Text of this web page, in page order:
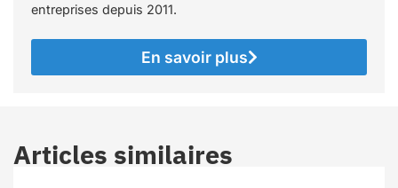
entreprises depuis 2011.
En savoir plus
Articles similaires